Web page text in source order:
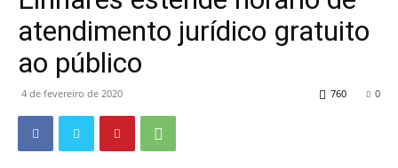
atendimento jurídico gratuito
ao público
4 de fevereiro de 2020 0
760